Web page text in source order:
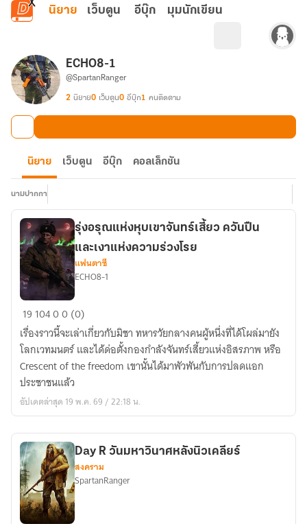
ข้ามไปยังเนื้อหาหลัก
นิยาย เว็บตูน อีบุ๊ก มุมนักเขียน
ECHO8-1
@SpartanRanger
2 นิยาย0 เว็บตูน0 อีบุ๊ก1 คนติดตาม
นิยาย เว็บตูน อีบุ๊ก คอลเล็กชัน
นามปากกา
รุ่งอรุณ
แห่ง
หุบเขา
จันทร์
เสี้ยว
ควัน
ปืน
เงา
แห่ง
ความ
ร่วง
โรย
รุ่งอรุณแห่งหุบเขาจันทร์เสี้ยว ควันปืน
และเงาแห่งความร่วงโรย
แฟนตาซี
ECHO8-1
19 10400 (0)
เรื่องราวนี้จะเล่าเกี่ยวกับมิชา ทหารวัยกลางคนผู้หนึ่งที่ได้โผล่มายัง
โลกเวทมนตร์ และได้ด่อตั้งกองกำลังจันทร์เสี้ยวแห่งอิสรภาพ หรือ
Crescent of the freedom เขานั้นได้มาพัวพันกับการปลดแอก
ประชาชนแล้ว
อัปเดตล่าสุด 19 พ.ค. 69 / 22:18 น.
Day R วันมหาวินาศหลังนิวเคลียร์
สงคราม
SpartanRanger